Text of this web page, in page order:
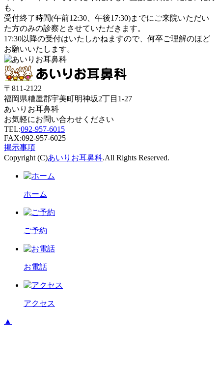
も、
受付終了時間(午前12:30、午後17:30)までにご来院いただい
た方のみの診察とさせていただきます。
17:30以降の受付はいたしかねますので、何卒ご理解のほど
お願いいたします。
〒811-2122
福岡県糟屋郡宇美町明神坂2丁目1-27
あいりお耳鼻科
お気軽にお問い合わせください
TEL:092-957-6015
FAX:092-957-6025
掲示事項
Copyright (C)あいりお耳鼻科.All Rights Reserved.
ホーム
ご予約
お電話
アクセス
▲